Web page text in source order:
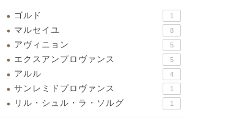
ゴルド 1
マルセイユ 8
アヴィニョン 5
エクスアンプロヴァンス 5
アルル 4
サンレミドプロヴァンス 1
リル・シュル・ラ・ソルグ 1